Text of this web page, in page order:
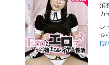
消
カ
レ
を
[詳